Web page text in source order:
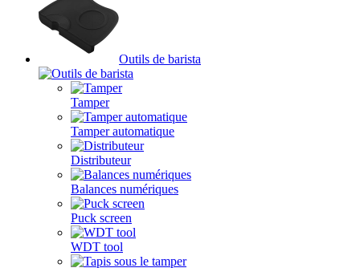
Outils de barista
Tamper
Tamper automatique
Distributeur
Balances numériques
Puck screen
WDT tool